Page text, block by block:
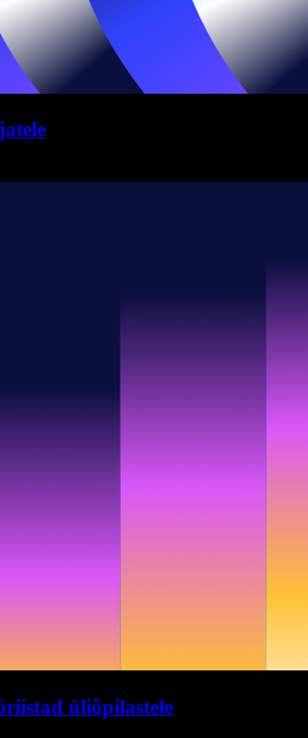
üliõpilastele